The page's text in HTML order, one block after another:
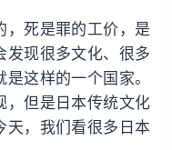
，死是罪的工价，是
发现很多文化、很多
这样的一个国家。
，但是日本传统文化
天，我们看很多日本